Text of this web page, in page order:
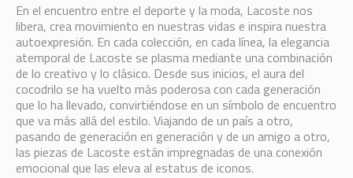
En el encuentro entre el deporte y la moda, Lacoste nos
libera, crea movimiento en nuestras vidas e inspira nuestra
autoexpresión. En cada colección, en cada línea, la elegancia
atemporal de Lacoste se plasma mediante una combinación
de lo creativo y lo clásico. Desde sus inicios, el aura del
cocodrilo se ha vuelto más poderosa con cada generación
que lo ha llevado, convirtiéndose en un símbolo de encuentro
que va más allá del estilo. Viajando de un país a otro,
pasando de generación en generación y de un amigo a otro,
las piezas de Lacoste están impregnadas de una conexión
emocional que las eleva al estatus de iconos.